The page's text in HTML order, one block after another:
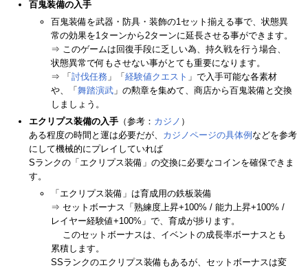
百鬼装備の入手
百鬼装備を武器・防具・装飾の1セット揃える事で、状態異
常の効果を1ターンから2ターンに延長させる事ができます。
⇒ このゲームは回復手段に乏しい為、持久戦を行う場合、
状態異常で何もさせない事がとても重要になります。
⇒ 「 討伐任務 」「 経験値クエスト 」で入手可能な各素材
や、「 舞踏演武 」の勲章を集めて、商店から百鬼装備と交換
しましょう。
エクリプス装備の入手 （参考： カジノ ）
ある程度の時間と運は必要だが、 カジノページの具体例 などを参考
にして機械的にプレイしていれば
Sランクの「エクリプス装備」の交換に必要なコインを確保できま
す。
「エクリプス装備」は育成用の鉄板装備
⇒ セットボーナス「熟練度上昇+100% / 能力上昇+100% /
レイヤー経験値+100%」で、育成が捗ります。
このセットボーナスは、イベントの成長率ボーナスとも
累積します。
SSランクのエクリプス装備もあるが、セットボーナスは変